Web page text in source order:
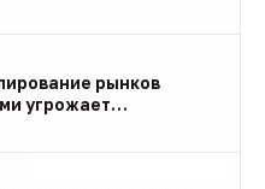
рынков
угрожает